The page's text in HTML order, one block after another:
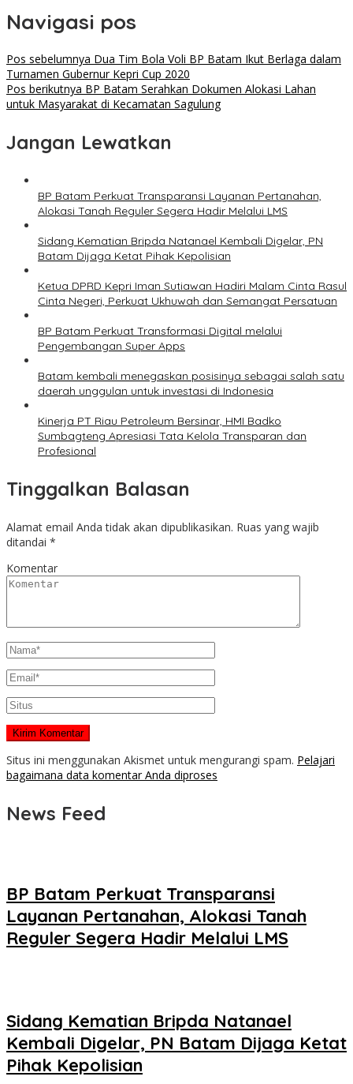
Navigasi pos
Pos sebelumnya Dua Tim Bola Voli BP Batam Ikut Berlaga dalam
Turnamen Gubernur Kepri Cup 2020
Pos berikutnya BP Batam Serahkan Dokumen Alokasi Lahan
untuk Masyarakat di Kecamatan Sagulung
Jangan Lewatkan
BP Batam Perkuat Transparansi Layanan Pertanahan,
Alokasi Tanah Reguler Segera Hadir Melalui LMS
Sidang Kematian Bripda Natanael Kembali Digelar, PN
Batam Dijaga Ketat Pihak Kepolisian
Ketua DPRD Kepri Iman Sutiawan Hadiri Malam Cinta Rasul
Cinta Negeri, Perkuat Ukhuwah dan Semangat Persatuan
BP Batam Perkuat Transformasi Digital melalui
Pengembangan Super Apps
Batam kembali menegaskan posisinya sebagai salah satu
daerah unggulan untuk investasi di Indonesia
Kinerja PT Riau Petroleum Bersinar, HMI Badko
Sumbagteng Apresiasi Tata Kelola Transparan dan
Profesional
Tinggalkan Balasan
Alamat email Anda tidak akan dipublikasikan. Ruas yang wajib
ditandai *
Komentar
Situs ini menggunakan Akismet untuk mengurangi spam. Pelajari
bagaimana data komentar Anda diproses
News Feed
BP Batam Perkuat Transparansi
Layanan Pertanahan, Alokasi Tanah
Reguler Segera Hadir Melalui LMS
Sidang Kematian Bripda Natanael
Kembali Digelar, PN Batam Dijaga Ketat
Pihak Kepolisian